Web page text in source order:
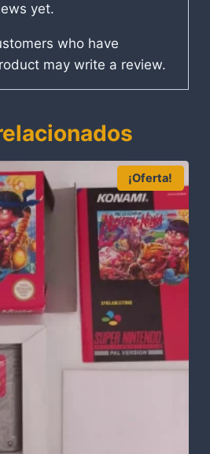
yet.
who have
may write a review.
¡Oferta!